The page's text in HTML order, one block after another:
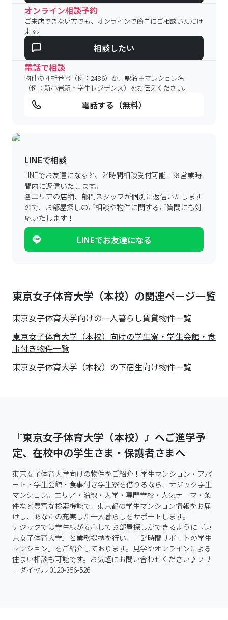
オンライン相談予約
ご来店できない方でも、オンラインで簡単にご相談いただけ
ます。
相談したい
電話で相談
物件の４桁番号（例：2486）か、駅名＋マンション名
（例：新小岩駅・学生レジデンス）をお伝えください。
電話する（無料）
LINEで相談
LINEでお友達になると、24時間相談受付可能！ ※営業時
間内に返信いたします。
各エリアの店舗、部門スタッフが個別に返信いたします
ので、 お部屋探しのご相談や物件に関するご質問にも対
応いたします！
LINEでお友達になる
東京女子体育大学（本校）の関連ページ一覧
東京女子体育大学向けの一人暮らし賃貸物件一覧
東京女子体育大学（本校）向けの学生寮・学生会館・食
事付き物件一覧
東京女子体育大学（本校）の下宿生向け物件一覧
『東京女子体育大学（本校）』へご進学予
定、在校中の学生さま・保護者さまへ
東京女子体育大学向けの物件をご紹介！学生マンション・アパ
ート・学生会館・食事付き学生寮を借りるなら、ナジック学生
マンション。エリア・沿線・大学・専門学校・人気テーマ・条
件など豊富な検索機能で、東京都の学生マンション情報をお届
けし、あなたの充実した一人暮らしをサポートします。
ナジックでは学生様が安心してお部屋探しができるように『東
京女子体育大学』と業務提携を行い、「24時間サポートの学生
マンション」をご紹介しております。見学やオンラインによる
住まい相談も可能です。お気軽にお問い合わせください♪フリ
ーダイヤル 0120-356-526